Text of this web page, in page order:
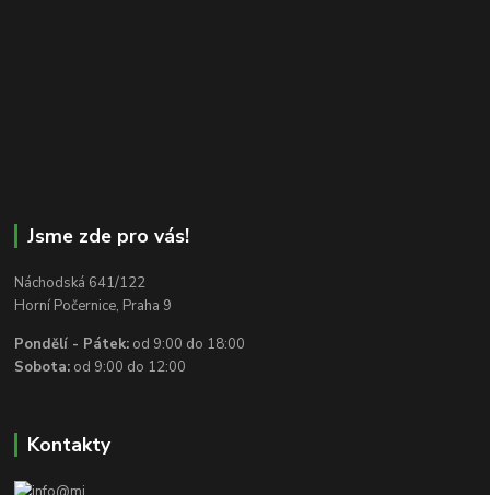
Jsme zde pro vás!
Náchodská 641/122
Horní Počernice, Praha 9
Pondělí - Pátek: od 9:00 do 18:00
Sobota: od 9:00 do 12:00
Kontakty